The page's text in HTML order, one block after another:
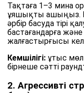
Тақтаға 1–3 мина
ұяшықты ашыңыз.
әрбір басуда тірі
бастағандарға
жалғастырғысы
Кемшілігі: ұтыс
бірнеше сәтті
2. Агрессивті